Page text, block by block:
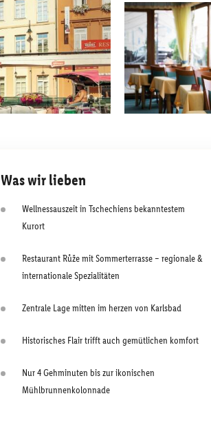
Was wir lieben
Wellnessauszeit in Tschechiens bekanntestem
Kurort
Restaurant Růže mit Sommerterrasse – regionale &
internationale Spezialitäten
Zentrale Lage mitten im herzen von Karlsbad
Historisches Flair trifft auch gemütlichen komfort
Nur 4 Gehminuten bis zur ikonischen
Mühlbrunnenkolonnade